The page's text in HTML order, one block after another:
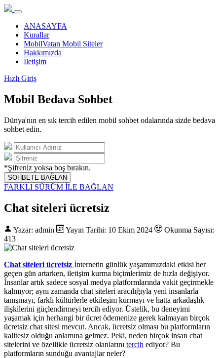
ANASAYFA
Kurallar
MobilVatan Mobil Siteler
Hakkımızda
İletişim
Hızlı Giriş
Mobil Bedava Sohbet
Dünya'nın en sık tercih edilen mobil sohbet odalarında sizde bedava
sohbet edin.
*Şifreniz yoksa boş bırakın.
SOHBETE BAĞLAN
FARKLI SÜRÜM İLE BAĞLAN
Chat siteleri ücretsiz
Yazar: admin Yayın Tarihi: 10 Ekim 2024
Okunma Sayısı:
413
Chat siteleri ücretsiz İnternetin günlük yaşamımızdaki etkisi her
geçen gün artarken, iletişim kurma biçimlerimiz de hızla değişiyor.
İnsanlar artık sadece sosyal medya platformlarında vakit geçirmekle
kalmıyor; aynı zamanda chat siteleri aracılığıyla yeni insanlarla
tanışmayı, farklı kültürlerle etkileşim kurmayı ve hatta arkadaşlık
ilişkilerini güçlendirmeyi tercih ediyor. Üstelik, bu deneyimi
yaşamak için herhangi bir ücret ödemenize gerek kalmayan birçok
ücretsiz chat sitesi mevcut. Ancak, ücretsiz olması bu platformların
kalitesiz olduğu anlamına gelmez. Peki, neden birçok insan chat
sitelerini ve özellikle ücretsiz olanlarını tercih ediyor? Bu
platformların sunduğu avantajlar neler?